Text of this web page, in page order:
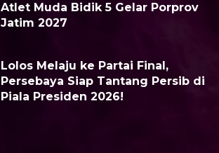
Atlet Muda Bidik 5 Gelar Porprov
Jatim 2027
Lolos Melaju ke Partai Final,
Persebaya Siap Tantang Persib di
Piala Presiden 2026!